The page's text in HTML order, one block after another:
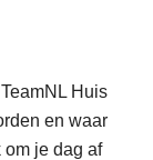
Huis
en waar
je dag af